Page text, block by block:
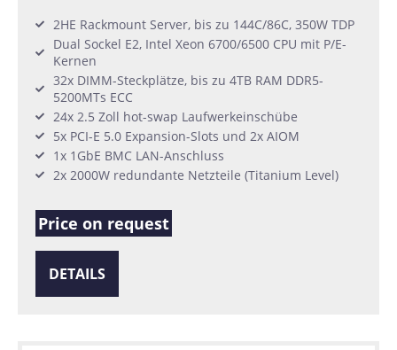
2HE Rackmount Server, bis zu 144C/86C, 350W TDP
Dual Sockel E2, Intel Xeon 6700/6500 CPU mit P/E-
Kernen
32x DIMM-Steckplätze, bis zu 4TB RAM DDR5-
5200MTs ECC
24x 2.5 Zoll hot-swap Laufwerkeinschübe
5x PCI-E 5.0 Expansion-Slots und 2x AIOM
1x 1GbE BMC LAN-Anschluss
2x 2000W redundante Netzteile (Titanium Level)
Price on request
DETAILS